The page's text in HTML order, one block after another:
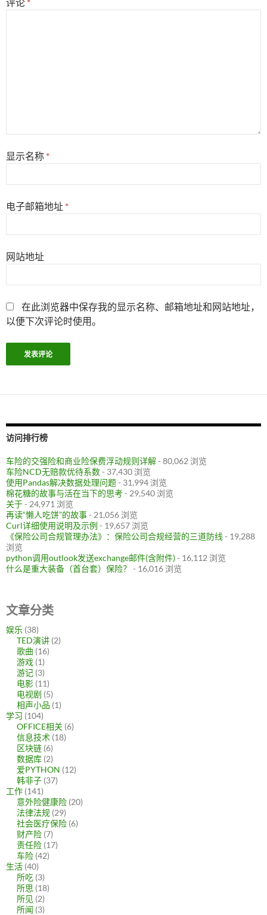
显示名称 *
电子邮箱地址 *
网站地址
在此浏览器中保存我的显示名称、邮箱地址和网站地址，
以便下次评论时使用。
访问排行榜
车险的交强险和商业险保费浮动规则详解- 80,062 浏览
车险NCD无赔款优待系数- 37,430 浏览
使用Pandas解决数据处理问题- 31,994 浏览
棉花糖的故事与活在当下的思考- 29,540 浏览
关于- 24,971 浏览
再读“懒人吃饼”的故事- 21,056 浏览
Curl详细使用说明及示例 - 19,657 浏览
《保险公司合规管理办法》：保险公司合规经营的三道防线 - 19,288
浏览
python调用outlook发送exchange邮件(含附件)- 16,112 浏览
什么是重大装备（首台套）保险？ - 16,016 浏览
文章分类
娱乐 (38)
TED演讲 (2)
歌曲 (16)
游戏 (1)
游记 (3)
电影 (11)
电视剧 (5)
相声小品 (1)
学习 (104)
OFFICE相关 (6)
信息技术 (18)
区块链 (6)
数据库 (2)
爱PYTHON (12)
韩非子 (37)
工作 (141)
意外险健康险 (20)
法律法规 (29)
社会医疗保险 (6)
财产险 (7)
责任险 (17)
车险 (42)
生活 (40)
所吃 (3)
所思 (18)
所见 (2)
所闻 (3)